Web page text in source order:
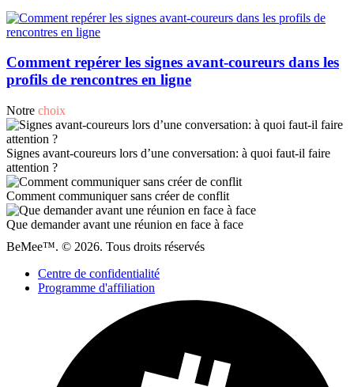
Comment repérer les signes avant-coureurs dans les
profils de rencontres en ligne
Notre choix
Signes avant-coureurs lors d’une conversation: à quoi faut-il faire
attention ?
Comment communiquer sans créer de conflit
Que demander avant une réunion en face à face
BeMee™. © 2026. Tous droits réservés
Centre de confidentialité
Programme d'affiliation